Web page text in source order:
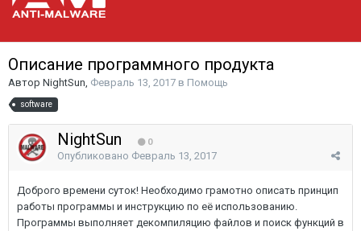
Описание программного продукта
Автор NightSun, Февраль 13, 2017 в Помощь
software
NightSun 0
Опубликовано Февраль 13, 2017
Доброго времени суток! Необходимо грамотно описать принцип
работы программы и инструкцию по её использованию.
Программы выполняет декомпиляцию файлов и поиск функций в